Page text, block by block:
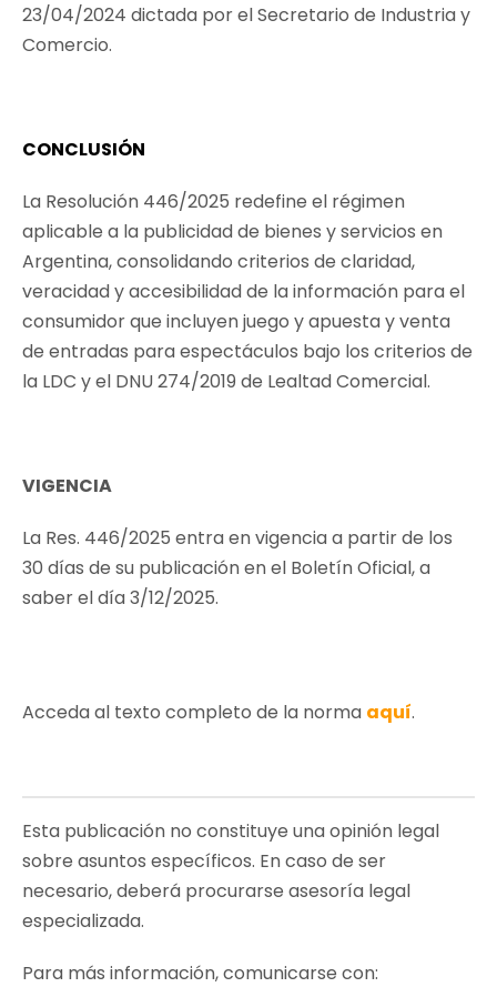
23/04/2024 dictada por el Secretario de Industria y
Comercio.
CONCLUSIÓN
La Resolución 446/2025 redefine el régimen
aplicable a la publicidad de bienes y servicios en
Argentina, consolidando criterios de claridad,
veracidad y accesibilidad de la información para el
consumidor que incluyen juego y apuesta y venta
de entradas para espectáculos bajo los criterios de
la LDC y el DNU 274/2019 de Lealtad Comercial.
VIGENCIA
La Res. 446/2025 entra en vigencia a partir de los
30 días de su publicación en el Boletín Oficial, a
saber el día 3/12/2025.
Acceda al texto completo de la norma aquí.
Esta publicación no constituye una opinión legal
sobre asuntos específicos. En caso de ser
necesario, deberá procurarse asesoría legal
especializada.
Para más información, comunicarse con: